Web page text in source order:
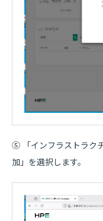
⑤ 「インフラストラク
加」を選択します。